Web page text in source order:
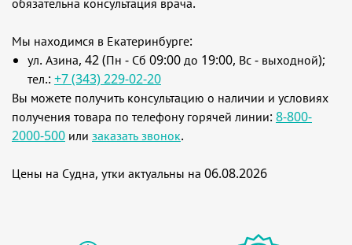
Мы находимся в Екатеринбурге:
ул. Азина, 42 (Пн - Сб 09:00 до 19:00, Вс - выходной);
тел.: +7 (343) 229-02-20
Вы можете получить консультацию о наличии и условиях
получения товара по телефону горячей линии: 8-800-
2000-500 или заказать звонок.
Цены на Судна, утки актуальны на 06.08.2026